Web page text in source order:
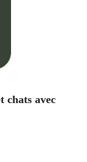
chats avec